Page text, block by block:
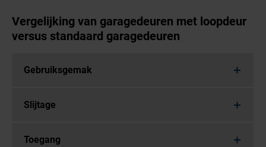
Vergelijking van garagedeuren met loopdeur
versus standaard garagedeuren
Gebruiksgemak
Slijtage
Toegang